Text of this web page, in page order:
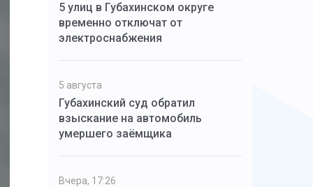
5 улиц в Губахинском округе
временно отключат от
электроснабжения
5 августа
Губахинский суд обратил
взыскание на автомобиль
умершего заёмщика
Вчера, 17:26